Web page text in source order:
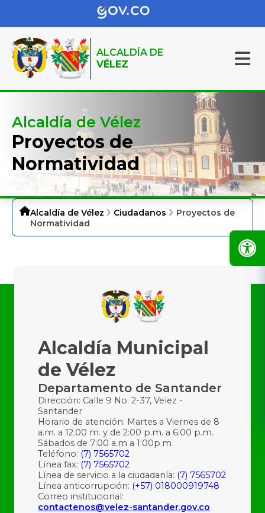
ALCALDÍA DE
VÉLEZ
Alcaldía de Vélez
Proyectos de
Normatividad
Alcaldía de Vélez Ciudadanos
Proyectos de
Normatividad
Alcaldía Municipal
de Vélez
Departamento de Santander
Dirección: Calle 9 No. 2-37, Velez -
Santander
Horario de atención: Martes a Viernes de 8
a.m. a 12.00 m. y de 2:00 p.m. a 6:00 p.m.
Sábados de 7:00 a.m a 1:00p.m
Teléfono: (7) 7565702
Línea fax: (7) 7565702
Línea de servicio a la ciudadanía: (7) 7565702
Línea anticorrupción: (+57) 018000919748
Correo institucional:
contactenos@velez-santander.gov.co